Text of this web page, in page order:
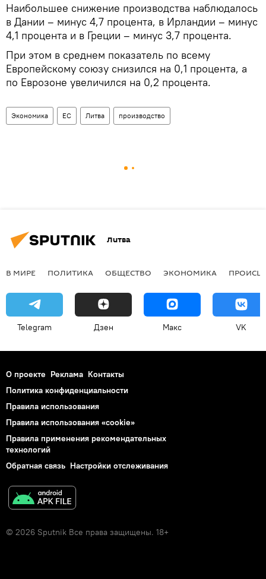
Наибольшее снижение производства наблюдалось
в Дании – минус 4,7 процента, в Ирландии – минус
4,1 процента и в Греции – минус 3,7 процента.
При этом в среднем показатель по всему
Европейскому союзу снизился на 0,1 процента, а
по Еврозоне увеличился на 0,2 процента.
Экономика ЕС Литва производство
Литва
В МИРЕ ПОЛИТИКА ОБЩЕСТВО ЭКОНОМИКА
Telegram Дзен Макс VK
О проекте Реклама Контакты
Политика конфиденциальности
Правила использования
Правила использования «cookie»
Правила применения рекомендательных
технологий
Обратная связь Настройки отслеживания
© 2026 Sputnik Все права защищены. 18+